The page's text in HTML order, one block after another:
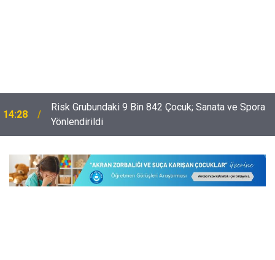
14:28
Risk Grubundaki 9 Bin 842 Çocuk; Sanata ve Spora
Yönlendirildi